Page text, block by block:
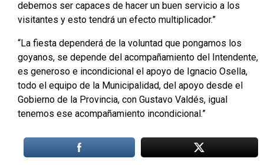
debemos ser capaces de hacer un buen servicio a los
visitantes y esto tendrá un efecto multiplicador.”
“La fiesta dependerá de la voluntad que pongamos los
goyanos, se depende del acompañamiento del Intendente,
es generoso e incondicional el apoyo de Ignacio Osella,
todo el equipo de la Municipalidad, del apoyo desde el
Gobierno de la Provincia, con Gustavo Valdés, igual
tenemos ese acompañamiento incondicional.”